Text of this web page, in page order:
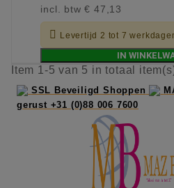
incl. btw€ 47,13
 Levertijd 2 tot 7
IN
Item 1-5 van 5 in totaal
SSL Beveiligd Shoppen
gerust +31 (0)88 006 7600